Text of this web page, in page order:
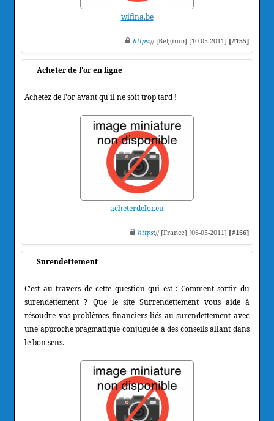
wifina.be
https:// [Belgium] [10-05-2011] [#155]
Acheter de l'or en ligne
Achetez de l'or avant qu'il ne soit trop tard !
acheterdelor.eu
https:// [France] [06-05-2011] [#156]
Surendettement
C'est au travers de cette question qui est : Comment sortir du
surendettement ? Que le site Surrendettement vous aide à
résoudre vos problèmes financiers liés au surendettement avec
une approche pragmatique conjuguée à des conseils allant dans
le bon sens.